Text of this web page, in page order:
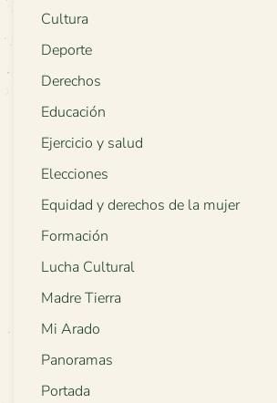
Cultura
Deporte
Derechos
Educación
Ejercicio y salud
Elecciones
Equidad y derechos de la mujer
Formación
Lucha Cultural
Madre Tierra
Mi Arado
Panoramas
Portada